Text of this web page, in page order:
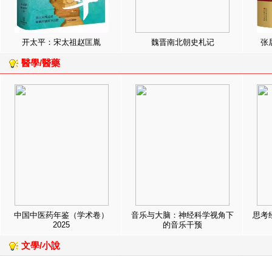
开太平：宋太祖赵匡胤 魏晋南北朝史札记 张
醫學/醫藥
中国中医药年鉴（学术卷）
2025
音乐与大脑：神经科学视角下
的音乐干预
思考
文學/小說